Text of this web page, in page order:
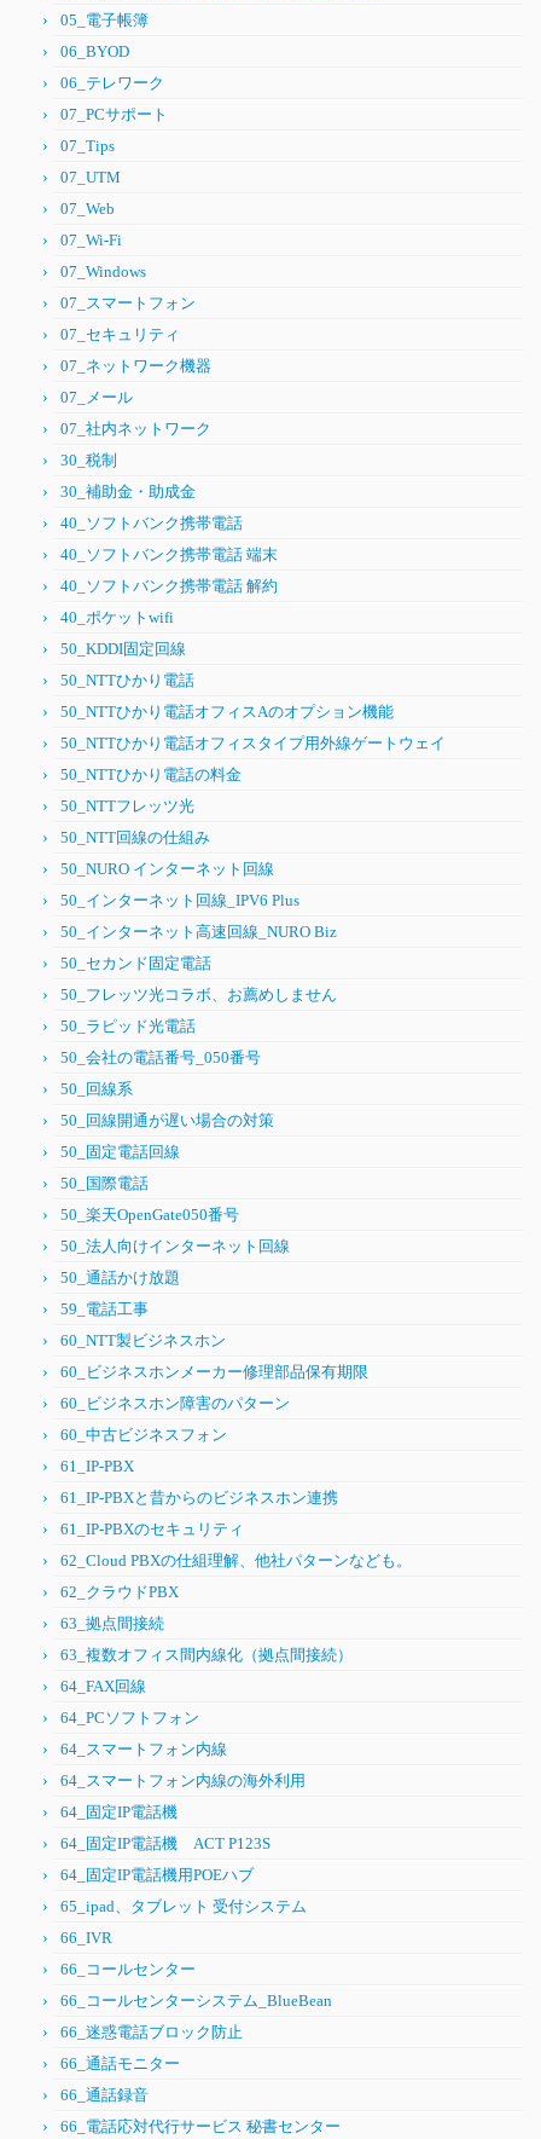
05_電子帳簿
06_BYOD
06_テレワーク
07_PCサポート
07_Tips
07_UTM
07_Web
07_Wi-Fi
07_Windows
07_スマートフォン
07_セキュリティ
07_ネットワーク機器
07_メール
07_社内ネットワーク
30_税制
30_補助金・助成金
40_ソフトバンク携帯電話
40_ソフトバンク携帯電話 端末
40_ソフトバンク携帯電話 解約
40_ポケットwifi
50_KDDI固定回線
50_NTTひかり電話
50_NTTひかり電話オフィスAのオプション機能
50_NTTひかり電話オフィスタイプ用外線ゲートウェイ
50_NTTひかり電話の料金
50_NTTフレッツ光
50_NTT回線の仕組み
50_NURO インターネット回線
50_インターネット回線_IPV6 Plus
50_インターネット高速回線_NURO Biz
50_セカンド固定電話
50_フレッツ光コラボ、お薦めしません
50_ラピッド光電話
50_会社の電話番号_050番号
50_回線系
50_回線開通が遅い場合の対策
50_固定電話回線
50_国際電話
50_楽天OpenGate050番号
50_法人向けインターネット回線
50_通話かけ放題
59_電話工事
60_NTT製ビジネスホン
60_ビジネスホンメーカー修理部品保有期限
60_ビジネスホン障害のパターン
60_中古ビジネスフォン
61_IP-PBX
61_IP-PBXと昔からのビジネスホン連携
61_IP-PBXのセキュリティ
62_Cloud PBXの仕組理解、他社パターンなども。
62_クラウドPBX
63_拠点間接続
63_複数オフィス間内線化（拠点間接続）
64_FAX回線
64_PCソフトフォン
64_スマートフォン内線
64_スマートフォン内線の海外利用
64_固定IP電話機
64_固定IP電話機 ACT P123S
64_固定IP電話機用POEハブ
65_ipad、タブレット 受付システム
66_IVR
66_コールセンター
66_コールセンターシステム_BlueBean
66_迷惑電話ブロック防止
66_通話モニター
66_通話録音
66_電話応対代行サービス 秘書センター